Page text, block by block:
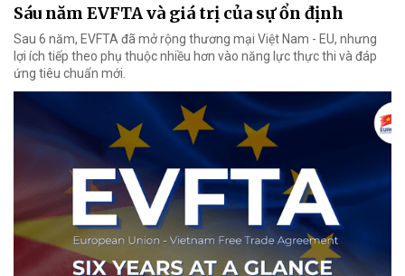
Sáu năm EVFTA và giá trị của sự ổn định
Sau 6 năm, EVFTA đã mở rộng thương mại Việt Nam - EU, nhưng
lợi ích tiếp theo phụ thuộc nhiều hơn vào năng lực thực thi và đáp
ứng tiêu chuẩn mới.